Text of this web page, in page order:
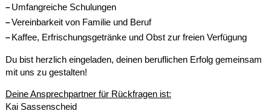
Umfangreiche Schulungen
Vereinbarkeit von Familie und Beruf
Kaffee, Erfrischungsgetränke und Obst zur freien Verfügung
Du bist herzlich eingeladen, deinen beruflichen Erfolg gemeinsam
mit uns zu gestalten!
Deine Ansprechpartner für Rückfragen ist:
Kai Sassenscheid